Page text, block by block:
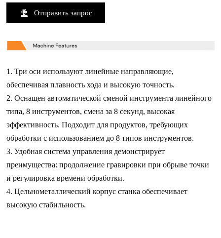
 Отправить запрос
1. Три оси используют линейные направляющие,
обеспечивая плавность хода и высокую точность.
2. Оснащен автоматической сменой инструмента линейного
типа, 8 инструментов, смена за 8 секунд, высокая
эффективность. Подходит для продуктов, требующих
обработки с использованием до 8 типов инструментов.
3. Удобная система управления демонстрирует
преимущества: продолжение гравировки при обрыве точки
и регулировка времени обработки.
4. Цельнометаллический корпус станка обеспечивает
высокую стабильность.